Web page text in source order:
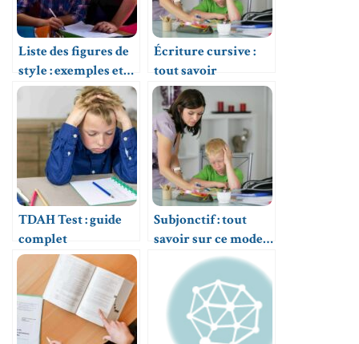
Liste des figures de
style : exemples et
guide
Écriture cursive :
tout savoir
TDAH Test : guide
complet
Subjonctif : tout
savoir sur ce mode